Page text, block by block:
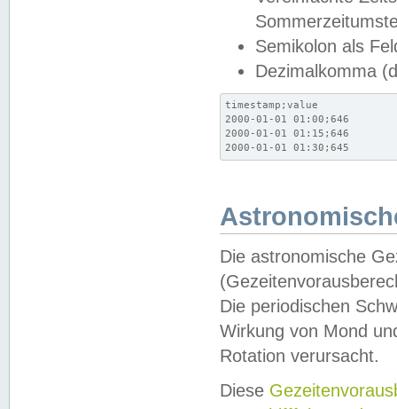
Semikolon als
Dezimalkomma
timestamp;value
2000-01-01 01:00;646
2000-01-01 01:15;646
2000-01-01 01:30;645
Die astronomische
Die periodischen
Wirkung von Mond
Rotation verursacht.
Diese